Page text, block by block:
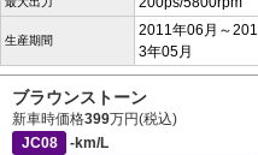
生産期間
2011年06月～201
3年05月
ブラウンストーン
新車時価格399万円(税込)
JC08
-km/L